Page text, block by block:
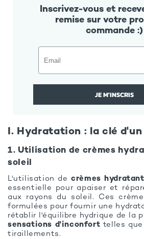
Inscrivez-vous et
remise sur votre
commande :)
JE M'INSCRIS
I. Hydratation : la clé d'un
1. Utilisation de crèmes
soleil
L'utilisation decrèmes
essentielle pour apaiser et
aux rayons du soleil. Ces
formulées pour fournir une
rétablir l'équilibre hydrique de la
sensations d'inconfort telles
tiraillements.